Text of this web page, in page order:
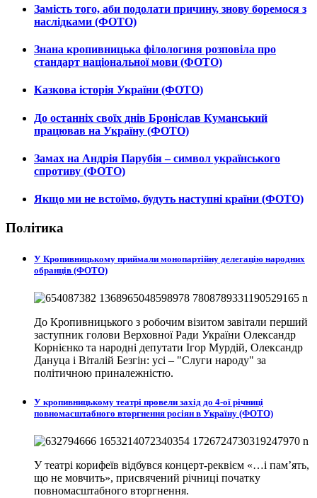
Замість того, аби подолати причину, знову боремося з
наслідками (ФОТО)
Знана кропивницька філологиня розповіла про
стандарт національної мови (ФОТО)
Казкова історія України (ФОТО)
До останніх своїх днів Броніслав Куманський
працював на Україну (ФОТО)
Замах на Андрія Парубія – символ українського
спротиву (ФОТО)
Якщо ми не встоїмо, будуть наступні країни (ФОТО)
Політика
У Кропивницькому приймали монопартійну делегацію народних
обранців (ФОТО)
До Кропивницького з робочим візитом завітали перший
заступник голови Верховної Ради України Олександр
Корнієнко та народні депутати Ігор Мурдій, Олександр
Дануца і Віталій Безгін: усі – "Слуги народу" за
політичною приналежністю.
У кропивницькому театрі провели захід до 4-ої річниці
повномасштабного вторгнення росіян в Україну (ФОТО)
У театрі корифеїв відбувся концерт-реквієм «…і пам’ять,
що не мовчить», присвячений річниці початку
повномасштабного вторгнення.